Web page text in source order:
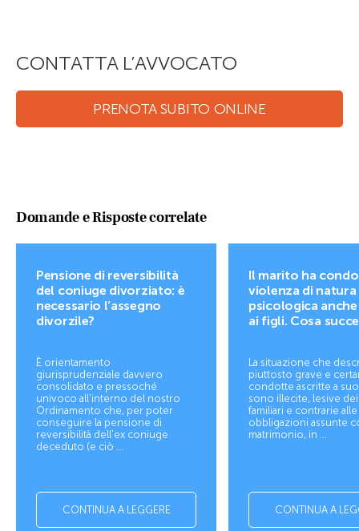
CONTATTA L’AVVOCATO
PRENOTA SUBITO ONLINE
Domande e Risposte correlate
Pensione di reversibilità
del coniuge divorziato: è
necessario l’assegno
divorzile?
È orientamento
giurisprudenziale davvero
consolidato e pressoché
univoco all’interno del nostro
Ordinamento che, per poter
conseguire la pensione di
reversibilità dell'ex coniuge
deceduto (e ciò ...
CONTINUA A LEGGERE
Il marito ha
violenza di natura
psicologica
ai figli. Cosa
La situazione che
piuttosto grave e
condotte ascritte a
sono illecite, lesive
familiari e contrarie alle
obbligazioni assunte
matrimonio, in ...
CONTINUA A